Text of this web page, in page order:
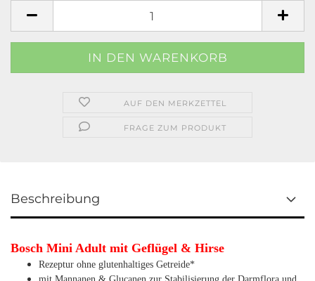
AUF DEN MERKZETTEL
FRAGE ZUM PRODUKT
Beschreibung
Bosch Mini Adult mit Geflügel & Hirse
Rezeptur ohne glutenhaltiges Getreide*